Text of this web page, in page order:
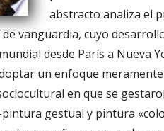
abstracto analiza el
vanguardia, cuyo
desde París a Nueva
un enfoque
en que se
gestual y pintura